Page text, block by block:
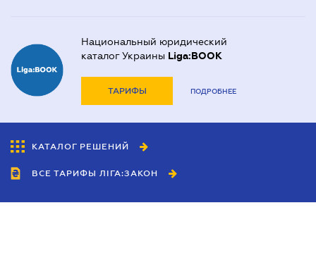
Национальный юридический
каталог Украины Liga:BOOK
ТАРИФЫ ПОДРОБНЕЕ
КАТАЛОГ РЕШЕНИЙ
ВСЕ ТАРИФЫ ЛІГА:ЗАКОН